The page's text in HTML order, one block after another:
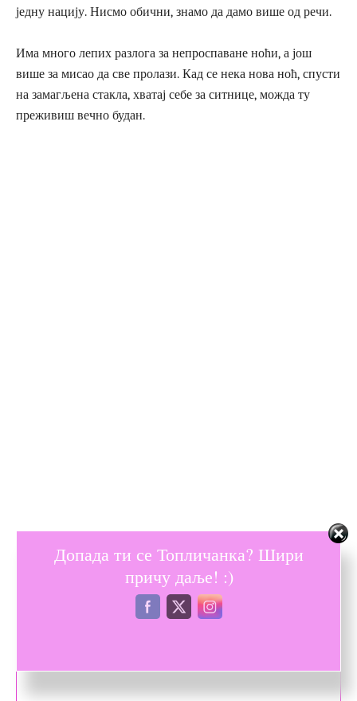
једну нацију. Нисмо обични, знамо да дамо више од речи.
Има много лепих разлога за непроспаване ноћи, а још
више за мисао да све пролази. Кад се нека нова ноћ, спусти
на замагљена стакла, хватај себе за ситнице, можда ту
преживиш вечно будан.
Допада ти се Топличанка? Шири
причу даље! :)